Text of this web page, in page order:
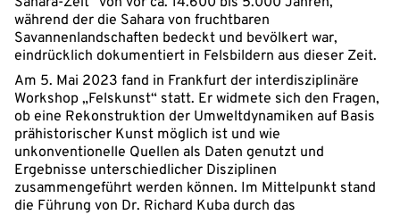
während der die Sahara von fruchtbaren
Savannenlandschaften bedeckt und bevölkert war,
eindrücklich dokumentiert in Felsbildern aus dieser Zeit.
Am 5. Mai 2023 fand in Frankfurt der interdisziplinäre
Workshop „Felskunst“ statt. Er widmete sich den Fragen,
ob eine Rekonstruktion der Umweltdynamiken auf Basis
prähistorischer Kunst möglich ist und wie
unkonventionelle Quellen als Daten genutzt und
Ergebnisse unterschiedlicher Disziplinen
zusammengeführt werden können. Im Mittelpunkt stand
die Führung von Dr. Richard Kuba durch das